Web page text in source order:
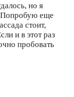
но я
Попробую еще
стоит,
и в этот раз
пробовать